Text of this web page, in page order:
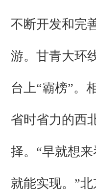
不断开发和完
游。甘青大环
台上“霸榜”。
省时省力的西
择。“早就想
就能实现。”北